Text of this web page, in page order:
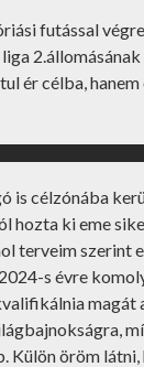
futással
2.állomásának
ér célba, hanem
is célzónába
hozta ki eme
terveim szerint
s évre
magát
Külön öröm látni,